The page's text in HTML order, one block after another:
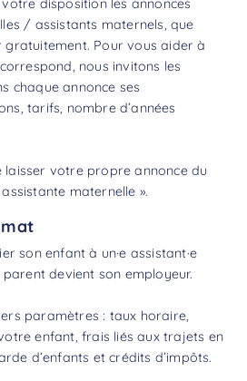
disposition les annonces
/ assistants maternels, que
gratuitement. Pour vous aider à
nous invitons les
chaque annonce ses
tarifs, nombre d’années
laisser votre propre annonce du
maternelle ».
son enfant à un·e assistant·e
parent devient son employeur.
paramètres : taux horaire,
enfant, frais liés aux trajets en
d’enfants et crédits d’impôts.